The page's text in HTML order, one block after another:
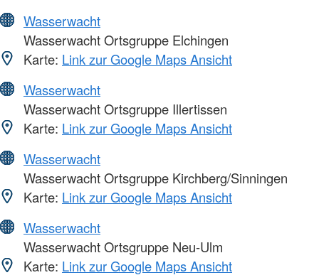
Wasserwacht
Wasserwacht Ortsgruppe Elchingen
Karte: Link zur Google Maps Ansicht
Wasserwacht
Wasserwacht Ortsgruppe Illertissen
Karte: Link zur Google Maps Ansicht
Wasserwacht
Wasserwacht Ortsgruppe Kirchberg/Sinningen
Karte: Link zur Google Maps Ansicht
Wasserwacht
Wasserwacht Ortsgruppe Neu-Ulm
Karte: Link zur Google Maps Ansicht